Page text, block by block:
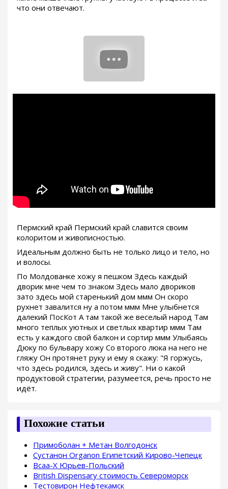
что они отвечают.
Пермский край Пермский край славится своим
колоритом и живописностью.
Идеальным должно быть не только лицо и тело, но
и волосы.
По Молдованке хожу я пешком Здесь каждый
дворик мне чем то знаком Здесь мало двориков
зато здесь мой старенький дом ммм Он скоро
рухнет завалится ну а потом ммм Мне улыбнется
далекий ПосКот А там такой же веселый народ Там
много теплых уютных и светлых квартир ммм Там
есть у каждого свой балкон и сортир ммм Улыбаясь
Дюку по бульвару хожу Со второго люка на него не
гляжу Он протянет руку и ему я скажу: "Я горжусь,
что здесь родился, здесь и живу". Ни о какой
продуктовой стратегии, разумеется, речь просто не
идёт.
Похожие статьи
Примоболан + Метан Волгодонск
Сустанон Organon Египетский Кирово-Чепецк
Bcaa-X Юрьев-Польский
British Dispensary стоимость Североморск
Тестовирон Нефтекамск